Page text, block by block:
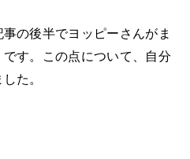
の後半でヨッピーさんがま
す。この点について、自分
た。